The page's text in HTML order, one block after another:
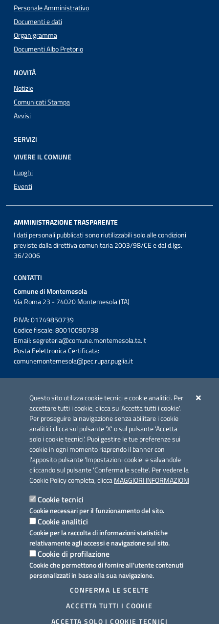
Questo sito utilizza cookie tecnici e cookie analitici. Per
accettare tutti i cookie, clicca su 'Accetta tutti i cookie'.
Per proseguire la navigazione senza abilitare i cookie
analitici clicca sul pulsante 'X' o sul pulsante 'Accetta
solo i cookie tecnici'. Puoi gestire le tue preferenze sui
cookie in ogni momento riaprendo il banner con
l'apposito pulsante 'Impostazioni cookie' e salvandole
cliccando sul pulsante 'Conferma le scelte'. Per vedere la
Cookie Policy completa, cliccaMAGGIORI INFORMAZIONI
Cookie tecnici
Cookie necessari per il funzionamento del sito.
Cookie analitici
Cookie per la raccolta di informazioni statistiche
relativamente agli accessi e navigazione sul sito.
Cookie di profilazione
Cookie che permettono di fornire all'utente contenuti
personalizzati in base alla sua navigazione.
CONFERMA LE SCELTE
ACCETTA TUTTI I COOKIE
ACCETTA SOLO I COOKIE TECNICI
Personale Amministrativo
Documenti e dati
Organigramma
Documenti Albo Pretorio
NOVITÀ
Notizie
Comunicati Stampa
Avvisi
SERVIZI
VIVERE IL COMUNE
Luoghi
Eventi
AMMINISTRAZIONE TRASPARENTE
I dati personali pubblicati sono riutilizzabili solo alle condizioni
previste dalla direttiva comunitaria 2003/98/CE e dal d.lgs.
36/2006
CONTATTI
Comune di Montemesola
Via Roma 23 - 74020 Montemesola (TA)
P.IVA: 01749850739
Codice fiscale: 80010090738
Email:segreteria@comune.montemesola.ta.it
Posta Eelettronica Certificata:
comunemontemesola@pec.rupar.puglia.it
Azione 2.3.
Link utili
Informativa privacy
Dichiarazione di accessibilità
Note legali
Domande frequenti
Richiesta assistenza
Prenotazione appuntamento
Segnalazione disservizio